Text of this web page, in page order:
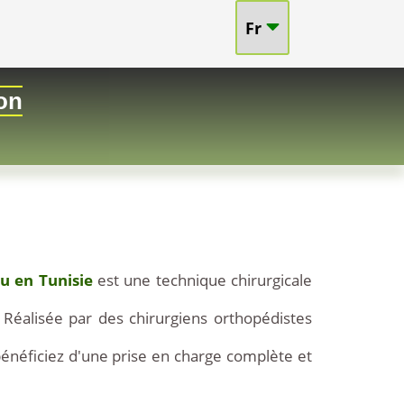
Fr
en Tunisieest une technique chirurgicale
par des chirurgiens orthopédistes
d'une prise en charge complète et